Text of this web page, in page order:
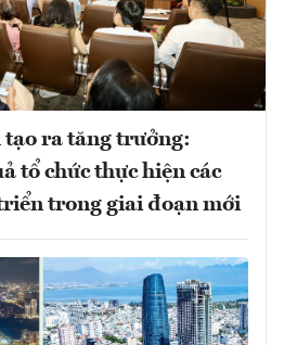
tạo ra tăng trưởng:
tổ chức thực hiện các
trong giai đoạn mới